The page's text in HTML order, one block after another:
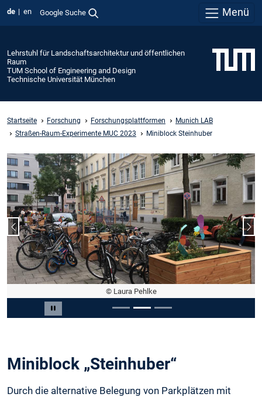
de en Google Suche Menü
Lehrstuhl für Landschaftsarchitektur und öffentlichen
Raum
TUM School of Engineering and Design
Technische Universität München
Startseite Forschung Forschungsplattformen
Munich LAB
Straßen-Raum-Experimente MUC 2023
Miniblock Steinhuber
Carousel pausieren
© Laura Pehlke
Vorheriger Slide
Slide 2 von 3
Miniblock „Steinhuber“
Durch die alternative Belegung von Parkplätzen mit